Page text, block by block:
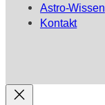
Astro-Wissen
Kontakt